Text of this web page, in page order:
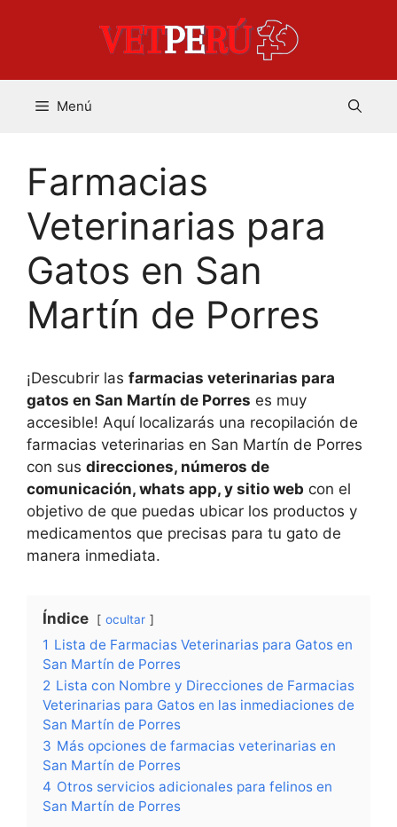
Menú
Farmacias
Veterinarias para
Gatos en San
Martín de Porres
¡Descubrir las farmacias veterinarias para
gatos en San Martín de Porres es muy
accesible! Aquí localizarás una recopilación de
farmacias veterinarias en San Martín de Porres
con sus direcciones, números de
comunicación, whats app, y sitio web con el
objetivo de que puedas ubicar los productos y
medicamentos que precisas para tu gato de
manera inmediata.
Índice ocultar
1 Lista de Farmacias Veterinarias para Gatos en
San Martín de Porres
2 Lista con Nombre y Direcciones de Farmacias
Veterinarias para Gatos en las inmediaciones de
San Martín de Porres
3 Más opciones de farmacias veterinarias en
San Martín de Porres
4 Otros servicios adicionales para felinos en
San Martín de Porres